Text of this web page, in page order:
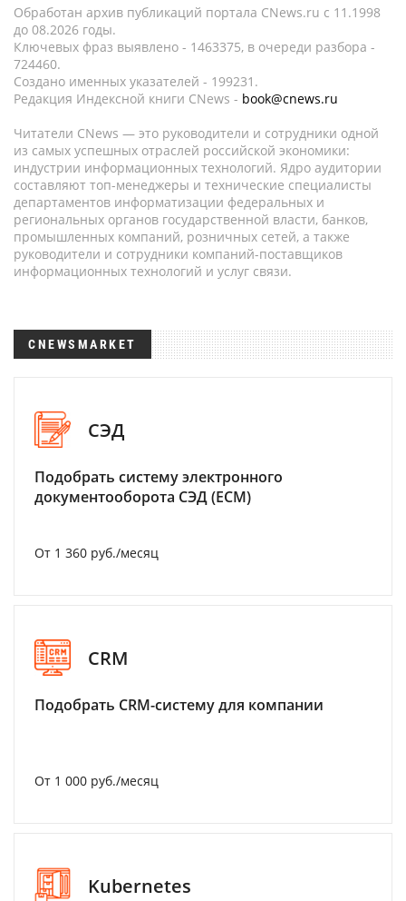
Обработан архив публикаций портала CNews.ru c 11.1998
до 08.2026 годы.
Ключевых фраз выявлено - 1463375, в очереди разбора -
724460.
Создано именных указателей - 199231.
Редакция Индексной книги CNews - book@cnews.ru
Читатели CNews — это руководители и сотрудники одной
из самых успешных отраслей российской экономики:
индустрии информационных технологий. Ядро аудитории
составляют топ-менеджеры и технические специалисты
департаментов информатизации федеральных и
региональных органов государственной власти, банков,
промышленных компаний, розничных сетей, а также
руководители и сотрудники компаний-поставщиков
информационных технологий и услуг связи.
CNEWSMARKET
СЭД
Подобрать систему электронного
документооборота СЭД (ECM)
От 1 360 руб./месяц
CRM
Подобрать CRM-систему для компании
От 1 000 руб./месяц
Kubernetes